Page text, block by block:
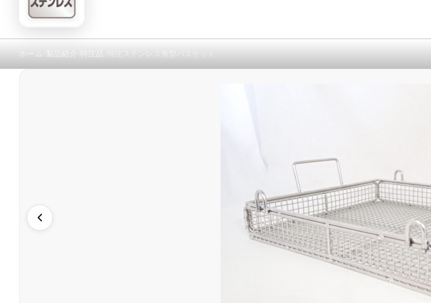
ホーム 製品紹介 特注品 特注ステンレス角型バスケット